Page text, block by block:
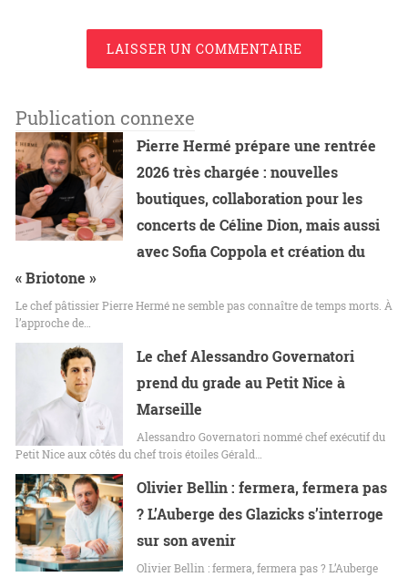
LAISSER UN COMMENTAIRE
Publication connexe
Pierre Hermé prépare une rentrée
2026 très chargée : nouvelles
boutiques, collaboration pour les
concerts de Céline Dion, mais aussi
avec Sofia Coppola et création du
« Briotone »
Le chef pâtissier Pierre Hermé ne semble pas connaître de temps morts. À
l’approche de…
Le chef Alessandro Governatori
prend du grade au Petit Nice à
Marseille
Alessandro Governatori nommé chef exécutif du
Petit Nice aux côtés du chef trois étoiles Gérald…
Olivier Bellin : fermera, fermera pas
? L’Auberge des Glazicks s’interroge
sur son avenir
Olivier Bellin : fermera, fermera pas ? L’Auberge